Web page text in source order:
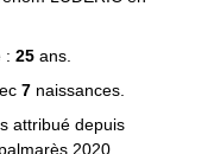
: 25 ans.
7 naissances.
attribué depuis
2020.